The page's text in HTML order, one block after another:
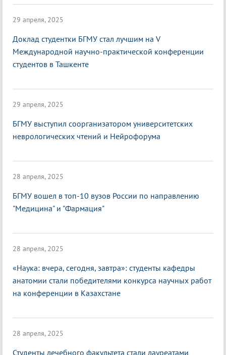
29 апреля, 2025
Доклад студентки БГМУ стал лучшим на V
Международной научно-практической конференции
студентов в Ташкенте
29 апреля, 2025
БГМУ выступил соорганизатором университетских
неврологических чтений и Нейрофорума
28 апреля, 2025
БГМУ вошел в топ-10 вузов России по направлению
"Медицина" и "Фармация"
28 апреля, 2025
«Наука: вчера, сегодня, завтра»: студенты кафедры
анатомии стали победителями конкурса научных работ
на конференции в Казахстане
28 апреля, 2025
Студенты лечебного факультета стали лауреатами